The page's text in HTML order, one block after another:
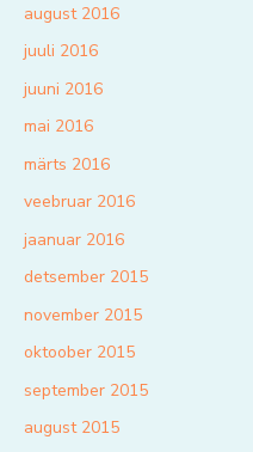
august 2016
juuli 2016
juuni 2016
mai 2016
märts 2016
veebruar 2016
jaanuar 2016
detsember 2015
november 2015
oktoober 2015
september 2015
august 2015